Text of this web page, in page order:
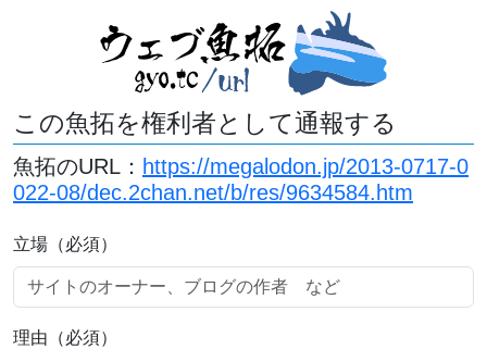
この魚拓を権利者として通報する
魚拓のURL： https://megalodon.jp/2013-0717-0
022-08/dec.2chan.net/b/res/9634584.htm
立場（必須）
理由（必須）